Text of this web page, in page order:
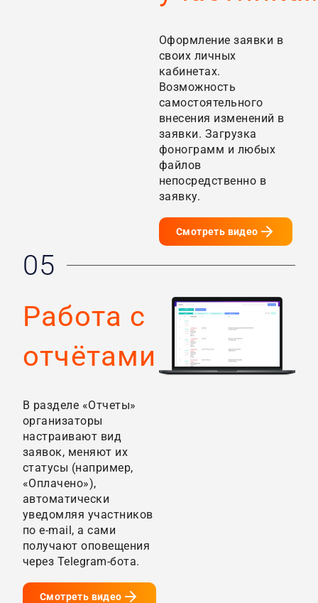
Оформление заявки в
своих личных
кабинетах.
Возможность
самостоятельного
внесения изменений в
заявки. Загрузка
фонограмм и любых
файлов
непосредственно в
заявку.
Смотреть видео
05
Работа с
отчётами
В разделе «Отчеты»
организаторы
настраивают вид
заявок, меняют их
статусы (например,
«Оплачено»),
автоматически
уведомляя участников
по e-mail, а сами
получают оповещения
через Telegram-бота.
Смотреть видео